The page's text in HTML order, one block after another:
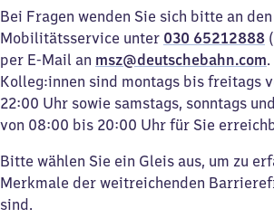
Bei Fragen wenden Sie sich bitte an den
Mobilitätsservice unter 030 65212888
per E-Mail an msz@deutschebahn.com
Kolleg:innen sind montags bis freitags
22:00 Uhr sowie samstags, sonntags
von 08:00 bis 20:00 Uhr für Sie
Bitte wählen Sie ein Gleis aus, um zu
Merkmale der weitreichenden
sind.